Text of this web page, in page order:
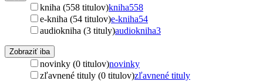
kniha (558 titulov)kniha558
e-kniha (54 titulov)e-kniha54
audiokniha (3 tituly)audiokniha3
Zobraziť iba
novinky (0 titulov)novinky
zľavnené tituly (0 titulov)zľavnené tituly